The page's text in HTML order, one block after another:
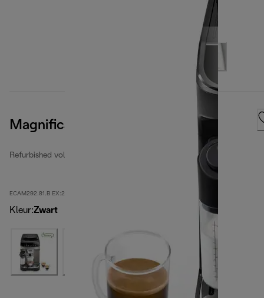
Magnifica Evo
Refurbished volautomatische espressomachine
ECAM292.81.B EX:2-second
Kleur:Zwart